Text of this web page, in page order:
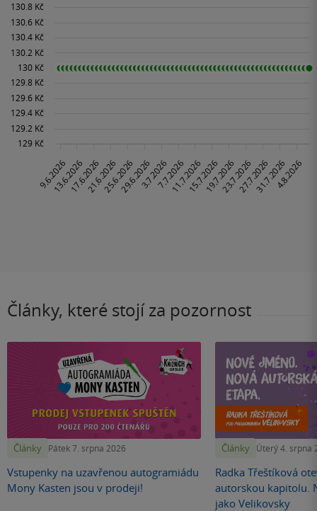
Články, které stojí za pozornost
Články Pátek 7. srpna 2026
Vstupenky na uzavřenou autogramiádu
Mony Kasten jsou v prodeji!
Články Úterý 4. srpna
Radka Třeštíková
autorskou kapitolu.
jako Velikovsky